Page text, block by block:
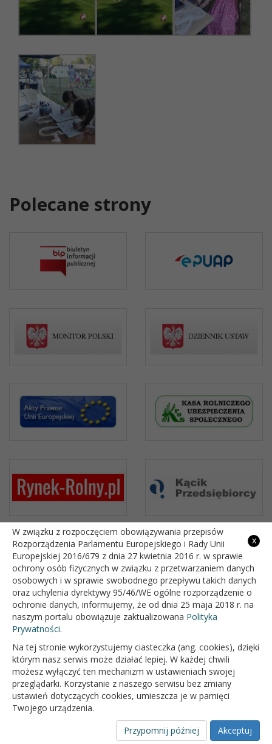
Polecane strony
x
W związku z rozpoczęciem obowiązywania przepisów
Rozporządzenia Parlamentu Europejskiego i Rady Unii
Europejskiej 2016/679 z dnia 27 kwietnia 2016 r. w sprawie
ochrony osób fizycznych w związku z przetwarzaniem danych
osobowych i w sprawie swobodnego przepływu takich danych
oraz uchylenia dyrektywy 95/46/WE ogólne rozporządzenie o
ochronie danych, informujemy, że od dnia 25 maja 2018 r. na
naszym portalu obowiązuje zaktualizowana Polityka
Prywatności.
Na tej stronie wykorzystujemy ciasteczka (ang. cookies), dzięki
którym nasz serwis może działać lepiej. W każdej chwili
możesz wyłączyć ten mechanizm w ustawieniach swojej
przeglądarki. Korzystanie z naszego serwisu bez zmiany
ustawień dotyczących cookies, umieszcza je w pamięci
Twojego urządzenia.
Akceptuj
Przypomnij później